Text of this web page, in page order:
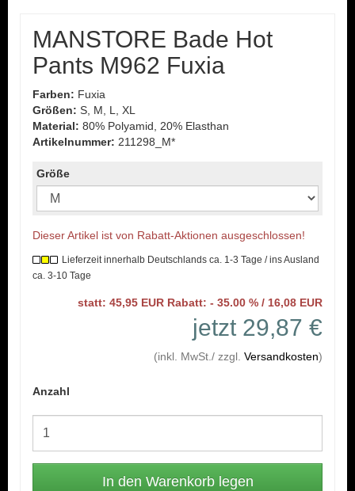
MANSTORE Bade Hot
Pants M962 Fuxia
Farben: Fuxia
Größen: S, M, L, XL
Material: 80% Polyamid, 20% Elasthan
Artikelnummer: 211298_M*
Größe
Dieser Artikel ist von Rabatt-Aktionen ausgeschlossen!
Lieferzeit innerhalb Deutschlands ca. 1-3 Tage / ins Ausland
ca. 3-10 Tage
statt: 45,95 EUR Rabatt: - 35.00 % / 16,08 EUR
jetzt 29,87 €
(inkl. MwSt./ zzgl. Versandkosten)
Anzahl